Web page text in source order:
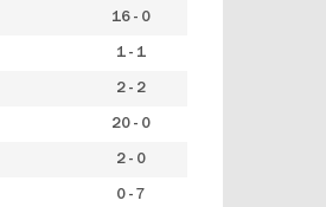
16 - 0
1 - 1
2 - 2
20 - 0
2 - 0
0 - 7